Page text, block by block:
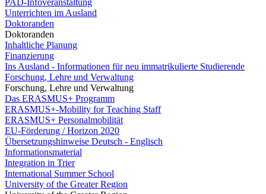
PAD-Infoveranstaltung
Unterrichten im Ausland
Doktoranden
Doktoranden
Inhaltliche Planung
Finanzierung
Ins Ausland - Informationen für neu immatrikulierte Studierende
Forschung, Lehre und Verwaltung
Forschung, Lehre und Verwaltung
Das ERASMUS+ Programm
ERASMUS+-Mobility for Teaching Staff
ERASMUS+ Personalmobilität
EU-Förderung / Horizon 2020
Übersetzungshinweise Deutsch - Englisch
Informationsmaterial
Integration in Trier
International Summer School
University of the Greater Region